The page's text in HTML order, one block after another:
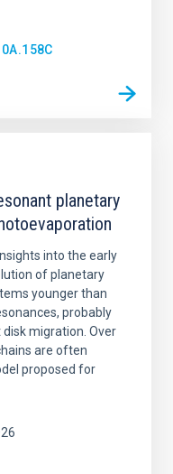
planetary
into the early
of planetary
younger than
probably
migration. Over
are often
proposed for